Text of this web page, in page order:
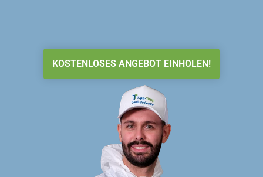
KOSTENLOSES ANGEBOT EINHOLEN!